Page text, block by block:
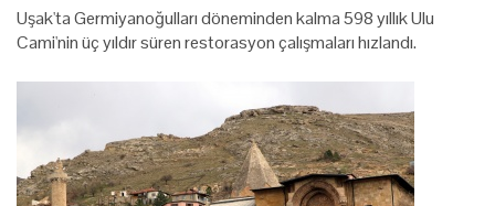
Uşak'ta Germiyanoğulları döneminden kalma 598 yıllık Ulu
Cami'nin üç yıldır süren restorasyon çalışmaları hızlandı.